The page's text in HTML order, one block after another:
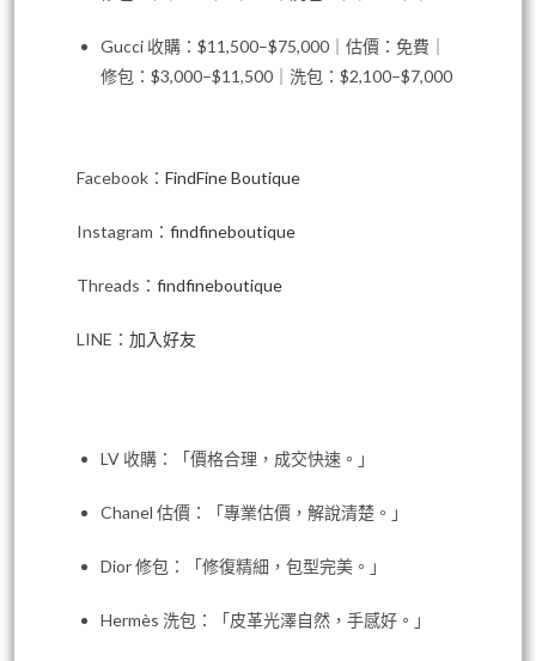
Gucci 收購：$11,500–$75,000｜估價：免費｜
修包：$3,000–$11,500｜洗包：$2,100–$7,000
Facebook： FindFine Boutique
Instagram： findfineboutique
Threads： findfineboutique
LINE： 加入好友
LV 收購：「價格合理，成交快速。」
Chanel 估價：「專業估價，解說清楚。」
Dior 修包：「修復精細，包型完美。」
Hermès 洗包：「皮革光澤自然，手感好。」